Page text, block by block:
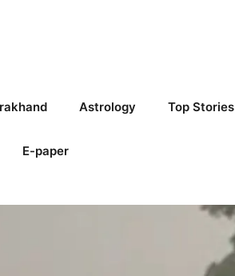
Astrology Top Stories
E-paper